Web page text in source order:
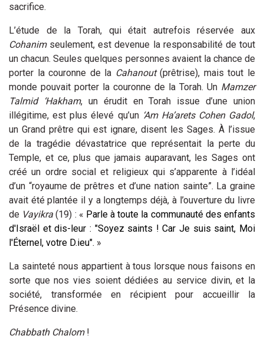
sacrifice.
L’étude de la Torah, qui était autrefois réservée aux
Cohanimseulement, est devenue la responsabilité de tout
un chacun. Seules quelques personnes avaient la chance de
porter la couronne de la Cahanout(prêtrise), mais tout le
monde pouvait porter la couronne de la Torah. Un Mamzer
Talmid ‘Hakham, un érudit en Torah issue d’une union
illégitime, est plus élevé qu’un ‘Am Ha’arets Cohen Gadol,
un Grand prêtre qui est ignare, disent les Sages. À l’issue
de la tragédie dévastatrice que représentait la perte du
Temple, et ce, plus que jamais auparavant, les Sages ont
créé un ordre social et religieux qui s’apparente à l’idéal
d’un “royaume de prêtres et d’une nation sainte”. La graine
avait été plantée il y a longtemps déjà, à l’ouverture du livre
de Vayikra (19) : « Parle à toute la communauté des enfants
d'Israël et dis-leur : "Soyez saints ! Car Je suis saint, Moi
l'Éternel, votre D.ieu". »
La sainteté nous appartient à tous lorsque nous faisons en
sorte que nos vies soient dédiées au service divin, et la
société, transformée en récipient pour accueillir la
Présence divine.
Chabbath Chalom!